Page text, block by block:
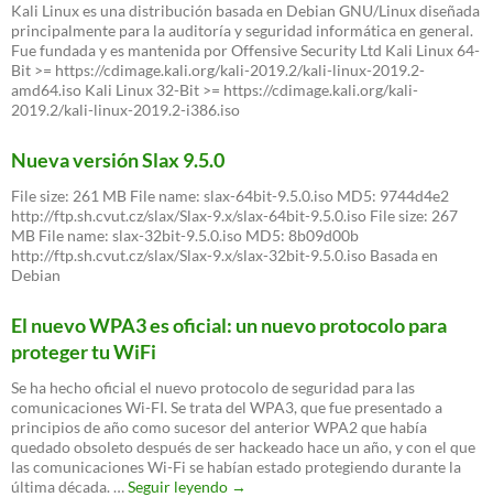
Kali Linux es una distribución basada en Debian GNU/Linux diseñada
principalmente para la auditoría y seguridad informática en general.
Fue fundada y es mantenida por Offensive Security Ltd Kali Linux 64-
Bit >= https://cdimage.kali.org/kali-2019.2/kali-linux-2019.2-
amd64.iso Kali Linux 32-Bit >= https://cdimage.kali.org/kali-
2019.2/kali-linux-2019.2-i386.iso
Nueva versión Slax 9.5.0
File size: 261 MB File name: slax-64bit-9.5.0.iso MD5: 9744d4e2
http://ftp.sh.cvut.cz/slax/Slax-9.x/slax-64bit-9.5.0.iso File size: 267
MB File name: slax-32bit-9.5.0.iso MD5: 8b09d00b
http://ftp.sh.cvut.cz/slax/Slax-9.x/slax-32bit-9.5.0.iso Basada en
Debian
El nuevo WPA3 es oficial: un nuevo protocolo para
proteger tu WiFi
Se ha hecho oficial el nuevo protocolo de seguridad para las
comunicaciones Wi-FI. Se trata del WPA3, que fue presentado a
principios de año como sucesor del anterior WPA2 que había
quedado obsoleto después de ser hackeado hace un año, y con el que
las comunicaciones Wi-Fi se habían estado protegiendo durante la
última década. …Seguir leyendo El
→